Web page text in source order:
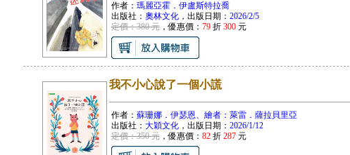
作者： 瑪麗亞霍．伊盧斯特拉喬
出版社： 奧林文化，出版日期： 2026/2/5
定價：380 元，優惠價： 79折 300元
我不小心說了一個小謊
作者： 蘇珊娜．伊瑟恩、繪者：萊雷．薩拉貝里亞
出版社： 大穎文化，出版日期： 2026/1/12
定價：350 元，優惠價： 82折 287元